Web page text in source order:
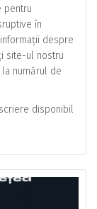
pentru
în
despre
site-ul nostru
numărul de
disponibil